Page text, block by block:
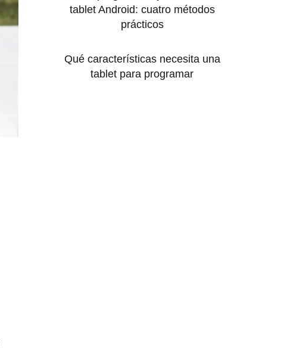
tablet Android: cuatro métodos
prácticos
Qué características necesita una
tablet para programar